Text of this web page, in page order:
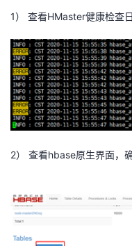
藏
1） 查看HMaster健康检查
2） 查看hbase原生界面，